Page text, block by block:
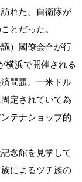
れた。自衛隊が
とだった。
）閣僚会合が行
横浜で開催される
問題。一米ドル
定されていて為
テナショップ的
念館を見学して
によるツチ族の